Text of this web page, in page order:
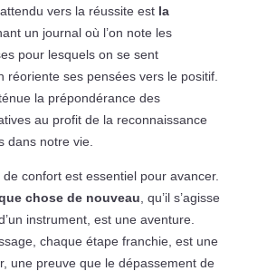
vers la réussite est la
un journal où l’on note les
pour lesquels on se sent
réoriente ses pensées vers le positif.
la prépondérance des
au profit de la reconnaissance
dans notre vie.
confort est essentiel pour avancer.
chose de nouveau , qu’il s’agisse
instrument, est une aventure.
chaque étape franchie, est une
une preuve que le dépassement de